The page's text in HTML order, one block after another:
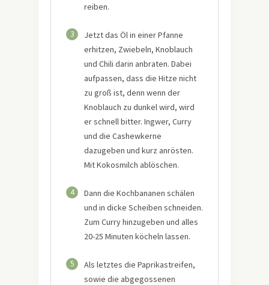
reiben.
3
Jetzt das Öl in einer Pfanne
erhitzen, Zwiebeln, Knoblauch
und Chili darin anbraten. Dabei
aufpassen, dass die Hitze nicht
zu groß ist, denn wenn der
Knoblauch zu dunkel wird, wird
er schnell bitter. Ingwer, Curry
und die Cashewkerne
dazugeben und kurz anrösten.
Mit Kokosmilch ablöschen.
4
Dann die Kochbananen schälen
und in dicke Scheiben schneiden.
Zum Curry hinzugeben und alles
20-25 Minuten köcheln lassen.
5
Als letztes die Paprikastreifen,
sowie die abgegossenen